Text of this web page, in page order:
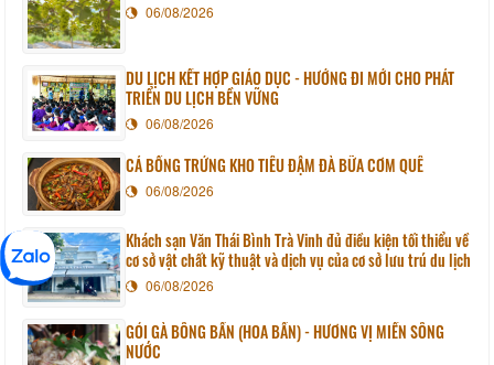
06/08/2026
DU LỊCH KẾT HỢP GIÁO DỤC - HƯỚNG ĐI MỚI CHO PHÁT
TRIỂN DU LỊCH BỀN VỮNG
06/08/2026
CÁ BỐNG TRỨNG KHO TIÊU ĐẬM ĐÀ BỮA CƠM QUÊ
06/08/2026
Khách sạn Văn Thái Bình Trà Vinh đủ điều kiện tối thiểu về
cơ sở vật chất kỹ thuật và dịch vụ của cơ sở lưu trú du lịch
06/08/2026
GỎI GÀ BÔNG BẦN (HOA BẦN) - HƯƠNG VỊ MIỀN SÔNG
NƯỚC